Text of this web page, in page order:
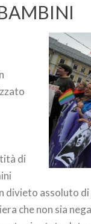
di
divieto assoluto
che non sia